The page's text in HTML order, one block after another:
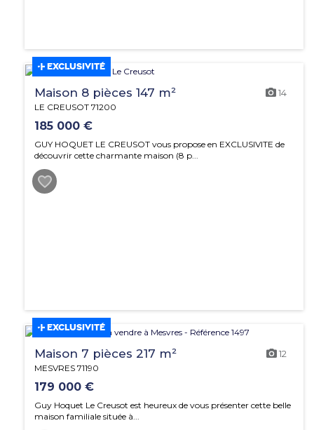
EXCLUSIVITÉ
Maison 8 pièces 147 m² 14
LE CREUSOT 71200
185 000 €
GUY HOQUET LE CREUSOT vous propose en EXCLUSIVITE de
découvrir cette charmante maison (8 p...
EXCLUSIVITÉ
Maison 7 pièces 217 m² 12
MESVRES 71190
179 000 €
Guy Hoquet Le Creusot est heureux de vous présenter cette belle
maison familiale située à...